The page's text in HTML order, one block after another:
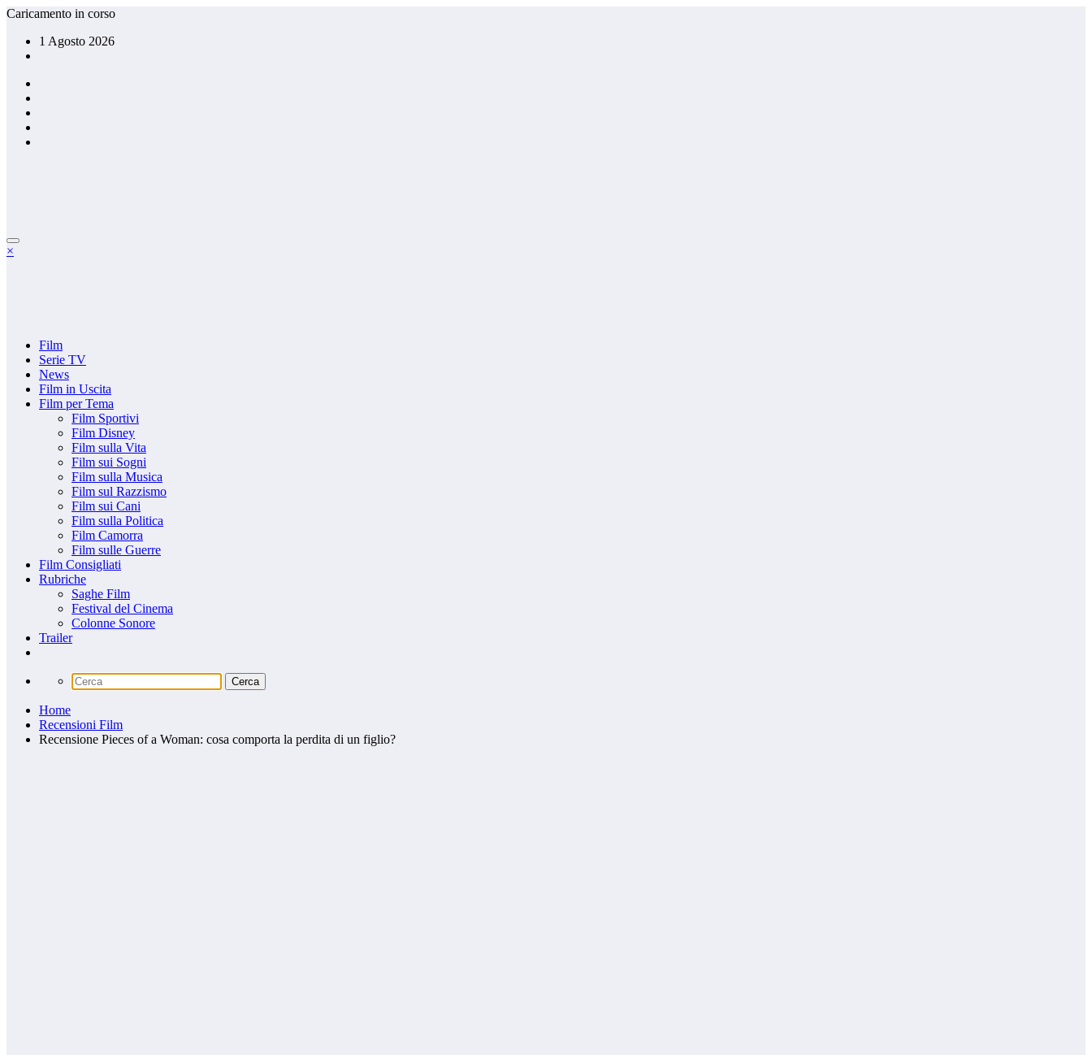
Vai
contenuto
Caricamento in corso
1 Agosto 2026
×
Film
Serie TV
News
Film in Uscita
Film per Tema
Film Sportivi
Film Disney
Film sulla Vita
Film sui Sogni
Film sulla Musica
Film sul Razzismo
Film sui Cani
Film sulla Politica
Film Camorra
Film sulle Guerre
Film Consigliati
Rubriche
Saghe Film
Festival del Cinema
Colonne Sonore
Trailer
Home
Recensioni Film
Recensione Pieces of a Woman: cosa comporta la perdita di un figlio?